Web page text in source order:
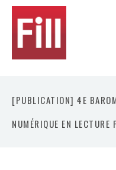
[PUBLICATION] 4E
NUMÉRIQUE EN LECTURE